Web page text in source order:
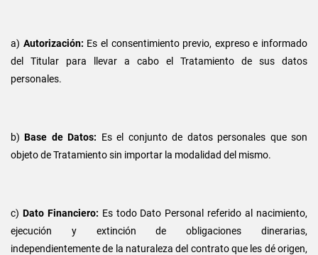
a) Autorización: Es el consentimiento previo, expreso e informado
del Titular para llevar a cabo el Tratamiento de sus datos
personales.
b)Base de Datos: Es el conjunto de datos personales que son
objeto de Tratamiento sin importar la modalidad del mismo.
c) Dato Financiero: Es todo Dato Personal referido al nacimiento,
ejecución y extinción de obligaciones dinerarias,
independientemente de la naturaleza del contrato que les dé origen,